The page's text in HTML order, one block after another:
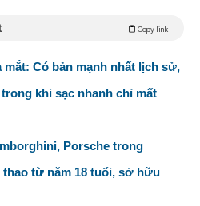
Copy link
mắt: Có bản mạnh nhất lịch sử,
khi sạc nhanh chỉ mất
Porsche trong
từ năm 18 tuổi, sở hữu